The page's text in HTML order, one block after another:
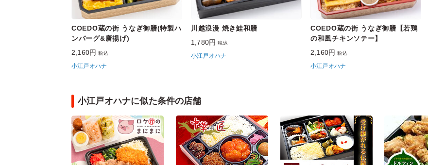
COEDO蔵の街 うなぎ御膳(特製ハ
ンバーグ&唐揚げ)
2,160円税込
小江戸オハナ
川越浪漫 焼き鮭和膳
1,780円税込
小江戸オハナ
COEDO蔵の街 うなぎ御膳【若鶏
の和⾵チキンソテー】
2,160円税込
小江戸オハナ
小江戸オハナに似た条件の店舗